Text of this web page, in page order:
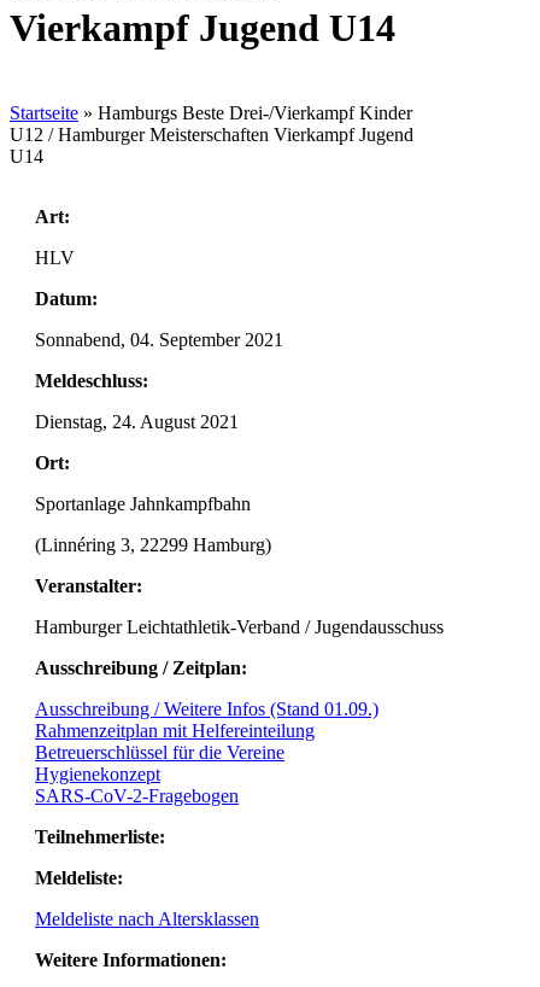
Vierkampf Jugend U14
Startseite » Hamburgs Beste Drei-/Vierkampf Kinder
U12 / Hamburger Meisterschaften Vierkampf Jugend
U14
Art:
HLV
Datum:
Sonnabend, 04. September 2021
Meldeschluss:
Dienstag, 24. August 2021
Ort:
Sportanlage Jahnkampfbahn
(Linnéring 3, 22299 Hamburg)
Veranstalter:
Hamburger Leichtathletik-Verband / Jugendausschuss
Ausschreibung / Zeitplan:
Ausschreibung / Weitere Infos (Stand 01.09.)
Rahmenzeitplan mit Helfereinteilung
Betreuerschlüssel für die Vereine
Hygienekonzept
SARS-CoV-2-Fragebogen
Teilnehmerliste:
Meldeliste:
Meldeliste nach Altersklassen
Weitere Informationen: